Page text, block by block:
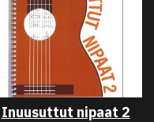
Inuusuttut nipaat 2